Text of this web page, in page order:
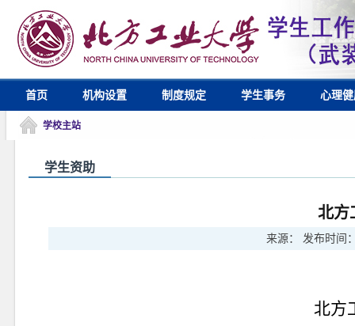
首页 机构设置 制度规定 学生事务 心理
学校主站
学生资助
北方
来源： 发布时间
北方